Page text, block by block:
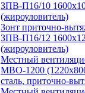
ЗПВ-П16/10
(жироуловитель)
Зонт приточно-
ЗПВ-П16/12
(жироуловитель)
Местный
МВО-1200
сталь, приточно-